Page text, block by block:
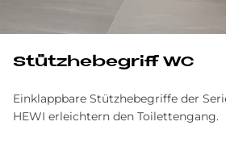
Stütz­he­be­griff WC
Einklappbare Stützhebegriffe der
HEWI erleichtern den Toilettengang.